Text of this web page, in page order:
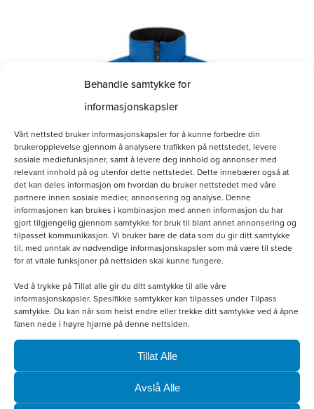
Behandle samtykke for
informasjonskapsler
Vårt nettsted bruker informasjonskapsler for å kunne forbedre din
brukeropplevelse gjennom å analysere trafikken på nettstedet, levere
sosiale mediefunksjoner, samt å levere deg innhold og annonser med
relevant innhold på og utenfor dette nettstedet. Dette innebærer også at
det kan deles informasjon om hvordan du bruker nettstedet med våre
partnere innen sosiale medier, annonsering og analyse. Denne
informasjonen kan brukes i kombinasjon med annen informasjon du har
gjort tilgjengelig gjennom samtykke for bruk til blant annet annonsering og
tilpasset kommunikasjon. Vi bruker bare de data som du gir ditt samtykke
til, med unntak av nødvendige informasjonskapsler som må være til stede
for at vitale funksjoner på nettsiden skal kunne fungere.
Ved å trykke på Tillat alle gir du ditt samtykke til alle våre
informasjonskapsler. Spesifikke samtykker kan tilpasses under Tilpass
samtykke. Du kan når som helst endre eller trekke ditt samtykke ved å åpne
fanen nede i høyre hjørne på denne nettsiden.
Tillat Alle
Avslå Alle
Softshellvest Herre
kr800.00
Velg alternativ
Alternativene
kan
velges
på
produktsiden